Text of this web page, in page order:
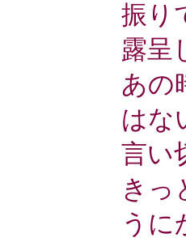
振り
露呈
あの
はな
言い
きっ
うに